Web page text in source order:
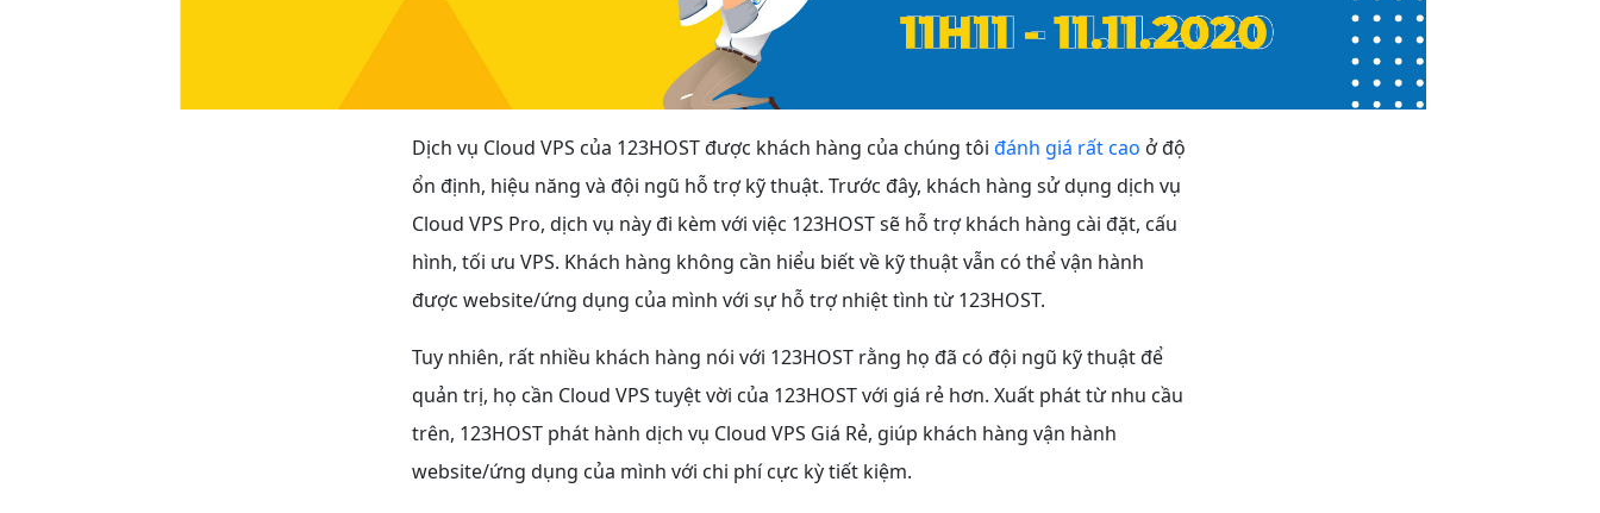
Dịch vụ Cloud VPS của 123HOST được khách hàng của chúng tôi đánh giá rất cao ở độ
ổn định, hiệu năng và đội ngũ hỗ trợ kỹ thuật. Trước đây, khách hàng sử dụng dịch vụ
Cloud VPS Pro, dịch vụ này đi kèm với việc 123HOST sẽ hỗ trợ khách hàng cài đặt, cấu
hình, tối ưu VPS. Khách hàng không cần hiểu biết về kỹ thuật vẫn có thể vận hành
được website/ứng dụng của mình với sự hỗ trợ nhiệt tình từ 123HOST.
Tuy nhiên, rất nhiều khách hàng nói với 123HOST rằng họ đã có đội ngũ kỹ thuật để
quản trị, họ cần Cloud VPS tuyệt vời của 123HOST với giá rẻ hơn. Xuất phát từ nhu cầu
trên, 123HOST phát hành dịch vụ Cloud VPS Giá Rẻ, giúp khách hàng vận hành
website/ứng dụng của mình với chi phí cực kỳ tiết kiệm.